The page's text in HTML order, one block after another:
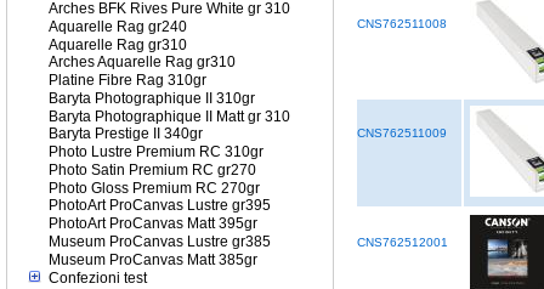
Arches BFK Rives Pure White gr 310
Aquarelle Rag gr240
Aquarelle Rag gr310
Arches Aquarelle Rag gr310
Platine Fibre Rag 310gr
Baryta Photographique II 310gr
Baryta Photographique II Matt gr 310
Baryta Prestige II 340gr
Photo Lustre Premium RC 310gr
Photo Satin Premium RC gr270
Photo Gloss Premium RC 270gr
PhotoArt ProCanvas Lustre gr395
PhotoArt ProCanvas Matt 395gr
Museum ProCanvas Lustre gr385
Museum ProCanvas Matt 385gr
Confezioni test
CNS762511008
CNS762511009
CNS762512001